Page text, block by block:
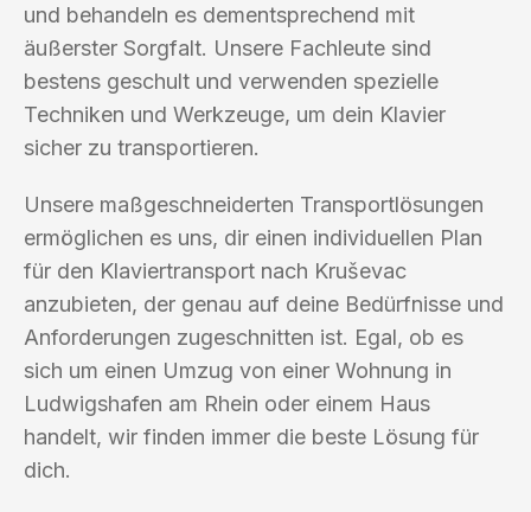
und behandeln es dementsprechend mit
äußerster Sorgfalt. Unsere Fachleute sind
bestens geschult und verwenden spezielle
Techniken und Werkzeuge, um dein Klavier
sicher zu transportieren.
Unsere maßgeschneiderten Transportlösungen
ermöglichen es uns, dir einen individuellen Plan
für den Klaviertransport nach Kruševac
anzubieten, der genau auf deine Bedürfnisse und
Anforderungen zugeschnitten ist. Egal, ob es
sich um einen Umzug von einer Wohnung in
Ludwigshafen am Rhein oder einem Haus
handelt, wir finden immer die beste Lösung für
dich.